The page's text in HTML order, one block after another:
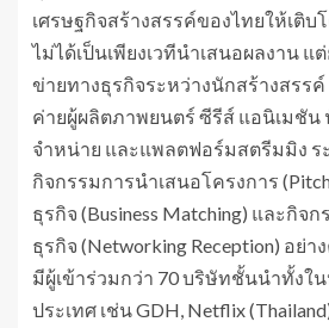
เศรษฐกิจสร้างสรรค์ของไทยให้เติบ
ไม่ได้เป็นเพียงเวทีนำเสนอผลงาน แ
ข่ายทางธุรกิจระหว่างนักสร้างสรร
ค่ายผู้ผลิตภาพยนตร์ ซีรีส์ แอนิเมชัน
จำหน่าย และแพลตฟอร์มสตรีมมิง ร
กิจกรรมการนำเสนอโครงการ
ธุรกิจ (Business Matching) และกิจ
ธุรกิจ (Networking Reception) อย่
มีผู้เข้าร่วมกว่า 70 บริษัทชั้นนำทั้งใ
ประเทศ เช่น GDH, Netflix